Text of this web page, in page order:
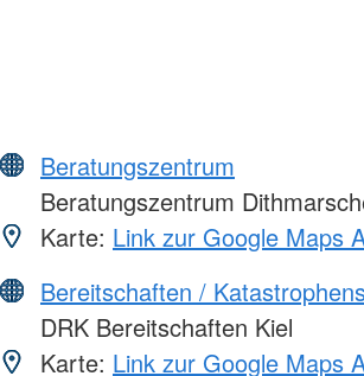
Beratungszentrum
Beratungszentrum
Karte: Link zur Google Maps
Bereitschaften /
DRK Bereitschaften Kiel
Karte: Link zur Google Maps